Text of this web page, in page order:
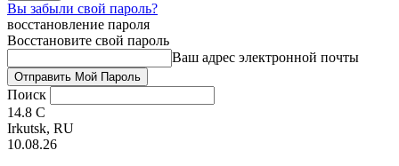
Вы забыли свой пароль?
восстановление пароля
Восстановите свой пароль
Ваш адрес электронной почты
Поиск
14.8 C
Irkutsk, RU
10.08.26